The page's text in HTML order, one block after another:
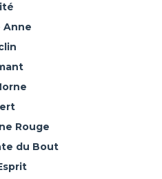
Anne
Rouge
du Bout